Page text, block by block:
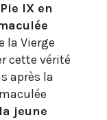
IX en
la Vierge
cette vérité
après la
jeune